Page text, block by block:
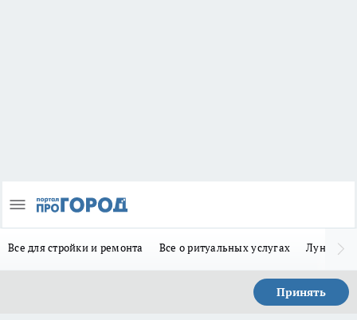
Все для стройки и ремонта Все о ритуальных услугах Лунно-
Принять